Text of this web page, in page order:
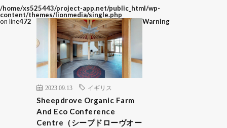
/home/xs525443/project-app.net/public_html/wp-
content/themes/lionmedia/single.php
on line472
2023.09.13 イギリス
Sheepdrove Organic Farm
And Eco Conference
Centre（シープドローヴオー
Warning